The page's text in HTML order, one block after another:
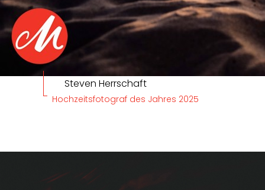
Steven Herrschaft
Hochzeitsfotograf des Jahres 2025